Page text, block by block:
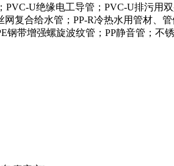
U绝缘电工导管；PVC-U排污用
复合给水管；PP-R冷热水用管材、
钢带增强螺旋波纹管；PP静音管；不